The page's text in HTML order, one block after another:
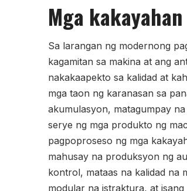
Mga kakayahan
Sa larangan ng modernong
kagamitan sa makina at ang
nakakaapekto sa kalidad at
mga taon ng karanasan sa
akumulasyon, matagumpay
serye ng mga produkto ng
pagpoproseso ng mga
mahusay na produksyon ng
kontrol, mataas na kalidad na
modular na istraktura, at